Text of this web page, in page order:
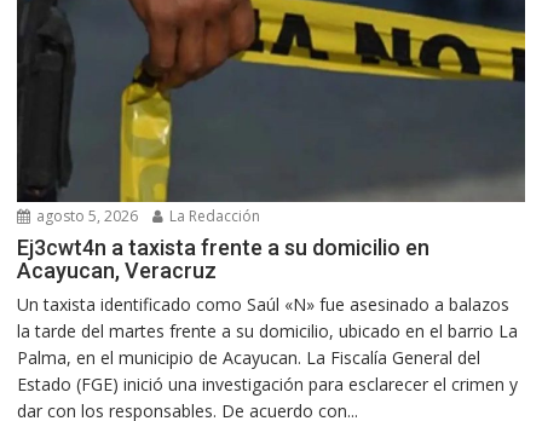
agosto 5, 2026 La Redacción
Ej3cwt4n a taxista frente a su domicilio en
Acayucan, Veracruz
Un taxista identificado como Saúl «N» fue asesinado a balazos
la tarde del martes frente a su domicilio, ubicado en el barrio La
Palma, en el municipio de Acayucan. La Fiscalía General del
Estado (FGE) inició una investigación para esclarecer el crimen y
dar con los responsables. De acuerdo con...